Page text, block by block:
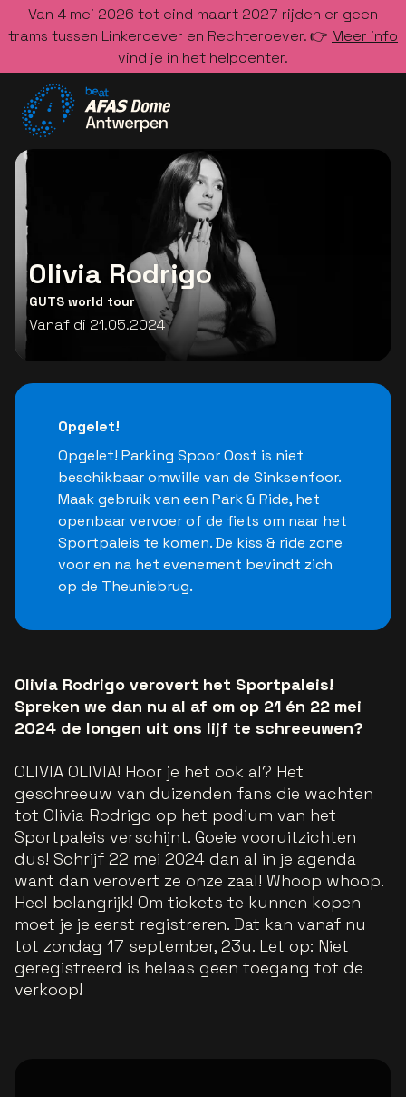
Van 4 mei 2026 tot eind maart 2027 rijden er geen
trams tussen Linkeroever en Rechteroever. 👉 Meer info
vind je in het helpcenter.
Ga naar de homepage
Olivia Rodrigo
GUTS world tour
Vanaf di 21.05.2024
Opgelet!
Opgelet! Parking Spoor Oost is niet
beschikbaar omwille van de Sinksenfoor.
Maak gebruik van een Park & Ride, het
openbaar vervoer of de fiets om naar het
Sportpaleis te komen. De kiss & ride zone
voor en na het evenement bevindt zich
op de Theunisbrug.
Olivia Rodrigo verovert het Sportpaleis!
Spreken we dan nu al af om op 21 én 22 mei
2024 de longen uit ons lijf te schreeuwen?
OLIVIA OLIVIA! Hoor je het ook al? Het
geschreeuw van duizenden fans die wachten
tot Olivia Rodrigo op het podium van het
Sportpaleis verschijnt. Goeie vooruitzichten
dus! Schrijf 22 mei 2024 dan al in je agenda
want dan verovert ze onze zaal! Whoop whoop.
Heel belangrijk! Om tickets te kunnen kopen
moet je je eerst registreren. Dat kan vanaf nu
tot zondag 17 september, 23u. Let op: Niet
geregistreerd is helaas geen toegang tot de
verkoop!